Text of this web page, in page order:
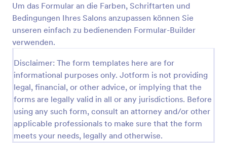
Um das Formular an die Farben, Schriftarten und
Bedingungen Ihres Salons anzupassen können Sie
unseren einfach zu bedienenden Formular-Builder
verwenden.
Disclaimer: The form templates here are for
informational purposes only. Jotform is not providing
legal, financial, or other advice, or implying that the
forms are legally valid in all or any jurisdictions. Before
using any such form, consult an attorney and/or other
applicable professionals to make sure that the form
meets your needs, legally and otherwise.